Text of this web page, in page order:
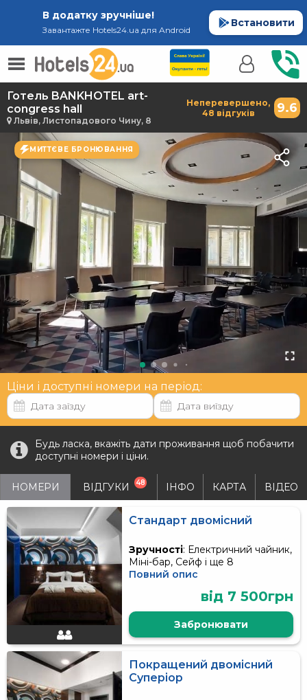
В додатку зручніше!
Завантажте Hotels24.ua для Android
Встановити
Готель BANKHOTEL art-
congress hall
Львів, Листопадового Чину, 8
Неперевершено, 9.6
48 відгуків
МИТТЄВЕ БРОНЮВАННЯ
Ціни і доступні номери на період:
Будь ласка, вкажіть дати проживання щоб побачити
доступні номери і ціни.
НОМЕРИ ВІДГУКИ 48 ІНФО КАРТА ВІДЕО
Стандарт двомісний
Зручності: Електричний чайник,
Міні-бар, Сейф і ще 8
Повний опис
від 7 500грн
Забронювати
Покращений двомісний
Суперіор